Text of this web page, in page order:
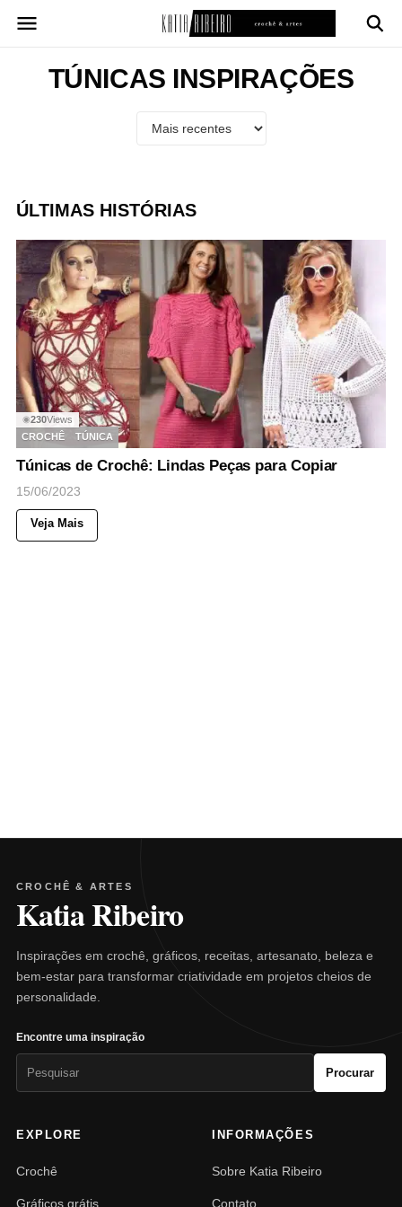
para
conteúdoTÚNICAS INSPIRAÇÕES
ÚLTIMAS HISTÓRIAS
◉230Views
CROCHÊ
TÚNICA
Túnicas de Crochê: Lindas Peças para Copiar
15/06/2023
Veja Mais
CROCHÊ & ARTES
Katia Ribeiro
Inspirações em crochê, gráficos, receitas, artesanato, beleza e
bem-estar para transformar criatividade em projetos cheios de
personalidade.
Encontre uma inspiração
Procurar
EXPLORE
Crochê
Gráficos grátis
INFORMAÇÕES
Sobre Katia Ribeiro
Contato